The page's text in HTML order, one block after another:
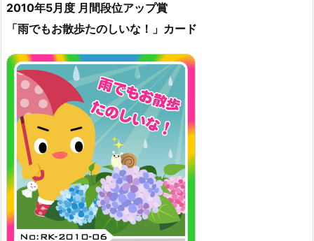
2010年5月度 月間段位アップ賞
「雨でもお散歩たのしいな！」カード